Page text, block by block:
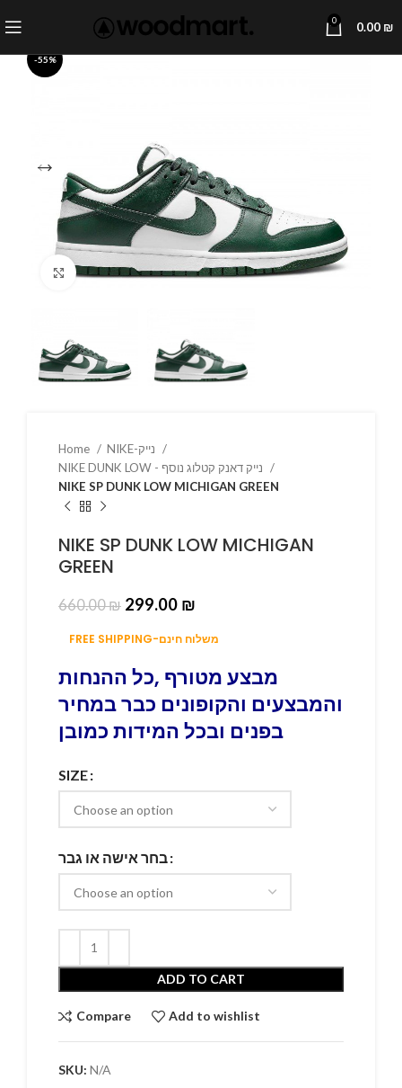
0 0.00 ₪
-55%
Click to enlarge
Home
NIKE SP DUNK LOW MICHIGAN GREEN
NIKE SP DUNK LOW MICHIGAN
GREEN
660.00₪ 299.00 ₪
FREE SHIPPING-משלוח חינם
מבצע מטורף ,כל ההנחות
והמבצעים והקופונים כבר במחיר
בפנים ובכל המידות כמובן
SIZE
בחר אישה או גבר
ADD TO CART
Compare Add to wishlist
SKU: N/A